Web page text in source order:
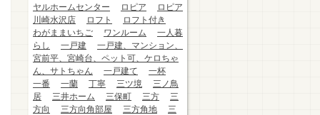
ヤルホームセンター
ロピア
ロピア
川崎水沢店
ロフト
ロフト付き
わがままいちご
ワンルーム
一人暮
らし
一戸建
一戸建、マンション、
宮前平、宮崎台、ペット可、ケロちゃ
ん、サトちゃん
一戸建て
一杯
一番
一蘭 丁寧 三ツ境
三ノ鳥
居
三井ホーム 三保町 三方
三
方向
三方向角部屋 三方角地
三